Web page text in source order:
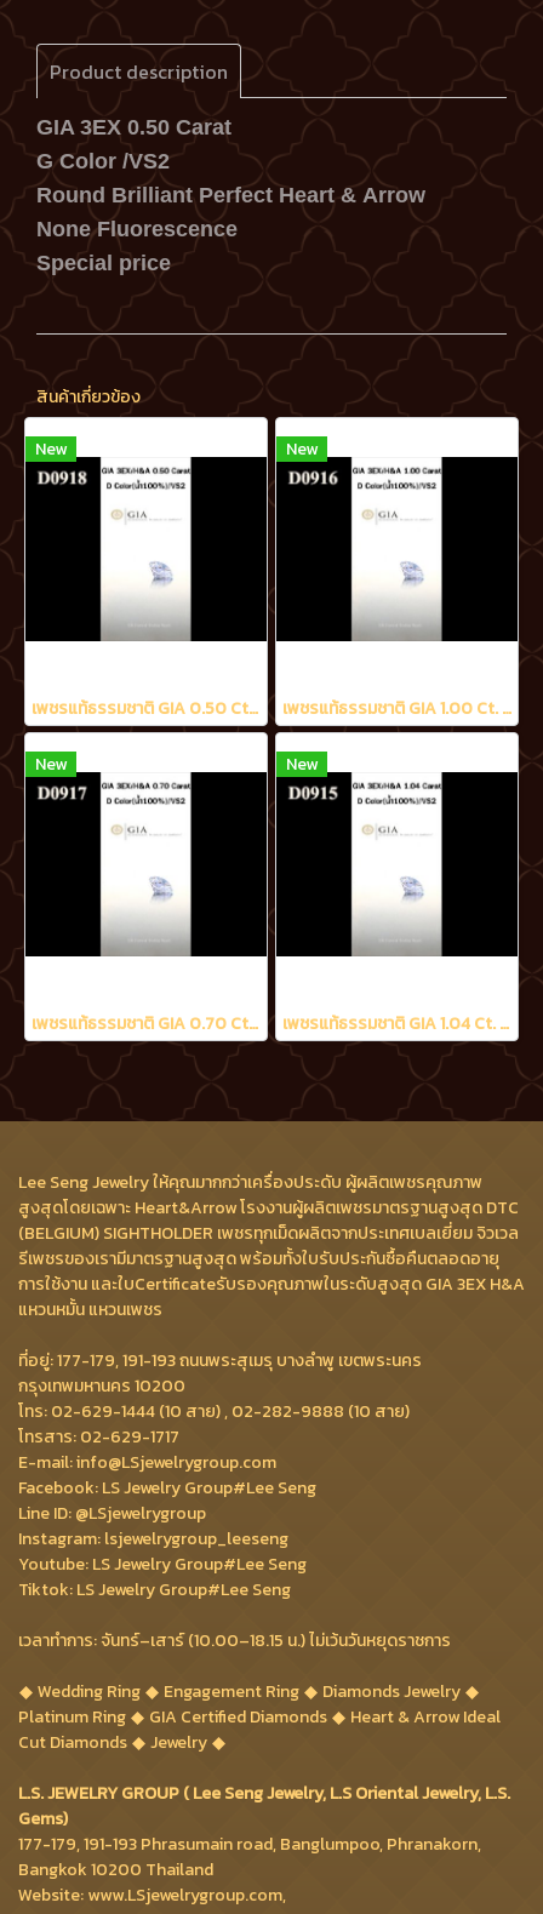
Product description
GIA 3EX 0.50 Carat
G Color /VS2
Round Brilliant Perfect Heart & Arrow
None Fluorescence
Special price
สินค้าเกี่ยวข้อง
New
เพชรแท้ธรรมชาติ GIA 0.50 Ct. D/VS2
New
เพชรแท้ธรรมชาติ GIA 1.00 Ct. D/VS2
New
เพชรแท้ธรรมชาติ GIA 0.70 Ct. D/VS2
New
เพชรแท้ธรรมชาติ GIA 1.04 Ct. D/VS2
Lee Seng Jewelry ให้คุณมากกว่าเครื่องประดับ ผู้ผลิตเพชรคุณภาพ
สูงสุดโดยเฉพาะ Heart&Arrow โรงงานผู้ผลิตเพชรมาตรฐานสูงสุด DTC
(BELGIUM) SIGHTHOLDER เพชรทุกเม็ดผลิตจากประเทศเบลเยี่ยม จิวเวล
รีเพชรของเรามีมาตรฐานสูงสุด พร้อมทั้งใบรับประกันซื้อคืนตลอดอายุ
การใช้งาน และใบCertificateรับรองคุณภาพในระดับสูงสุด GIA 3EX H&A
แหวนหมั้น แหวนเพชร
ที่อยู่: 177-179, 191-193 ถนนพระสุเมรุ บางลำพู เขตพระนคร
กรุงเทพมหานคร 10200
โทร: 02-629-1444 (10 สาย) , 02-282-9888 (10 สาย)
โทรสาร: 02-629-1717
E-mail: info@LSjewelrygroup.com
Facebook: LS Jewelry Group#Lee Seng
Line ID: @LSjewelrygroup
Instagram: lsjewelrygroup_leeseng
Youtube: LS Jewelry Group#Lee Seng
Tiktok: LS Jewelry Group#Lee Seng
เวลาทำการ: จันทร์–เสาร์ (10.00–18.15 น.) ไม่เว้นวันหยุดราชการ
Wedding Ring
Engagement Ring
Diamonds Jewelry
Platinum Ring
GIA Certified Diamonds
Heart & Arrow Ideal
Cut Diamonds
Jewelry
L.S. JEWELRY GROUP ( Lee Seng Jewelry, L.S Oriental Jewelry, L.S.
Gems)
177-179, 191-193 Phrasumain road, Banglumpoo, Phranakorn,
Bangkok 10200 Thailand
Website: www.LSjewelrygroup.com,